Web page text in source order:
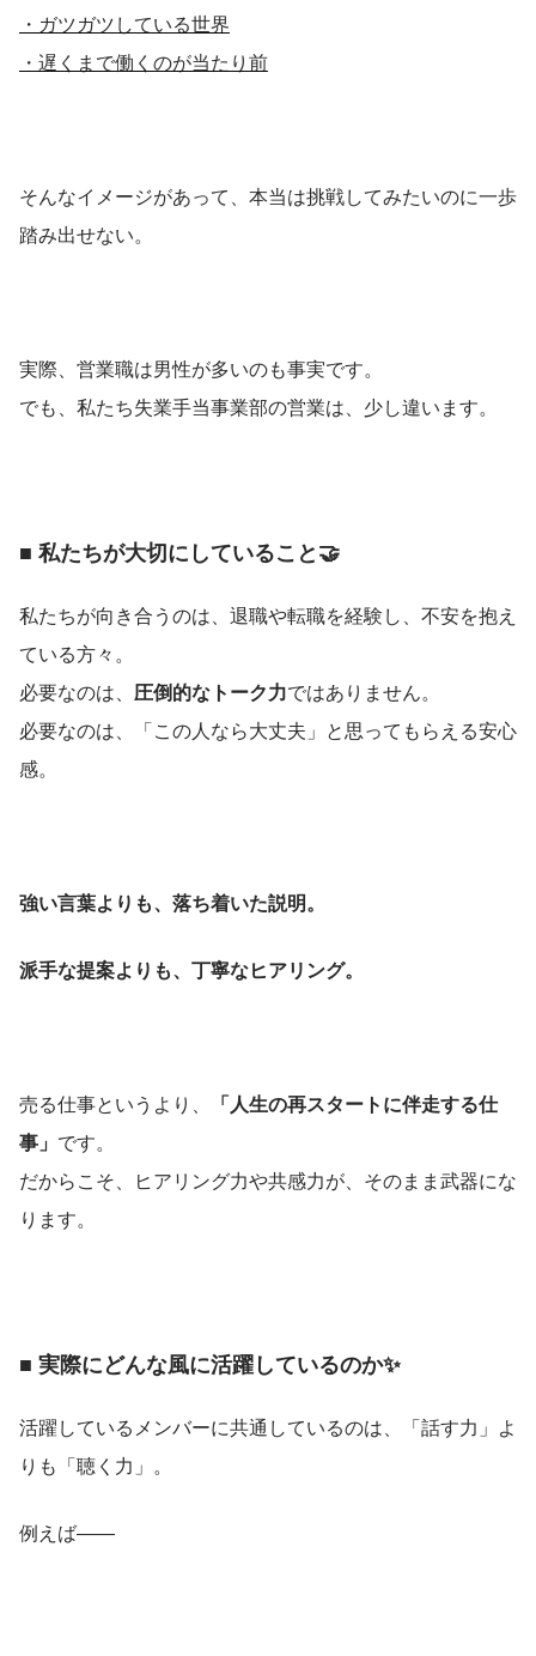
・ガツガツしている世界
・遅くまで働くのが当たり前
そんなイメージがあって、本当は挑戦してみたいのに一歩
踏み出せない。
実際、営業職は男性が多いのも事実です。
でも、私たち失業手当事業部の営業は、少し違います。
■ 私たちが大切にしていること🤝
私たちが向き合うのは、退職や転職を経験し、不安を抱え
ている方々。
必要なのは、 圧倒的なトーク力ではありません。
必要なのは、「この人なら大丈夫」と思ってもらえる安心
感。
強い言葉よりも、落ち着いた説明。
派手な提案よりも、丁寧なヒアリング。
売る仕事というより、
「人生の再スタートに伴走する仕
事」 です。
だからこそ、ヒアリング力や共感力が、そのまま武器にな
ります。
■ 実際にどんな風に活躍しているのか✨
活躍しているメンバーに共通しているのは、「話す力」よ
りも「聴く力」。
例えば――